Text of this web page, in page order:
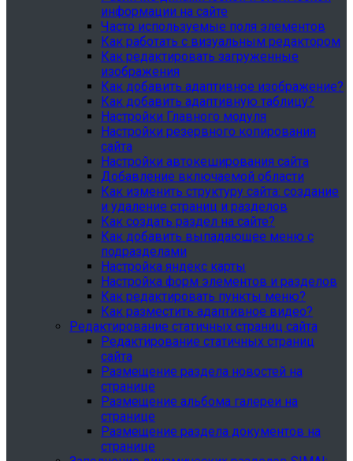
информации на сайте
Часто используемые поля элементов
Как работать с визуальным редактором
Как редактировать загруженные
изображения
Как добавить адаптивное изображение?
Как добавить адаптивную таблицу?
Настройки Главного модуля
Настройки резервного копирования
сайта
Настройки автокеширования сайта
Добавление включаемой области
Как изменить структуру сайта: создание
и удаление страниц и разделов
Как создать раздел на сайте?
Как добавить выпадающее меню с
подразделами
Настройка яндекс карты
Настройка форм элементов и разделов
Как редактировать пункты меню?
Как разместить адаптивное видео?
Редактирование статичных страниц сайта
Редактирование статичных страниц
сайта
Размещение раздела новостей на
странице
Размещение альбома галереи на
странице
Размещение раздела документов на
странице